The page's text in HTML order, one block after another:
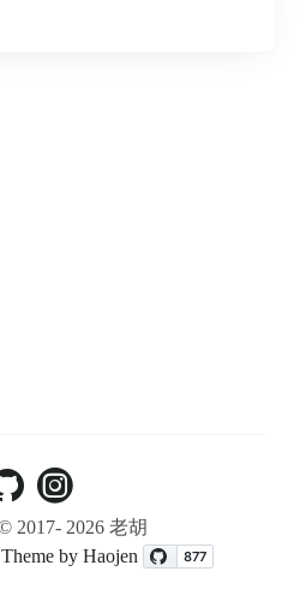
2017-2026 老胡
Theme by Haojen